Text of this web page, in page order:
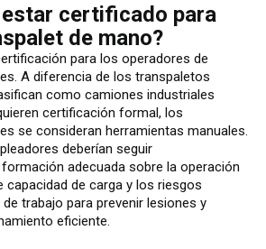
certificado para
de mano?
para los operadores de
A diferencia de los transpaletos
como camiones industriales
certificación formal, los
se consideran herramientas manuales.
deberían seguir
adecuada sobre la operación
capacidad de carga y los riesgos
trabajo para prevenir lesiones y
eficiente.